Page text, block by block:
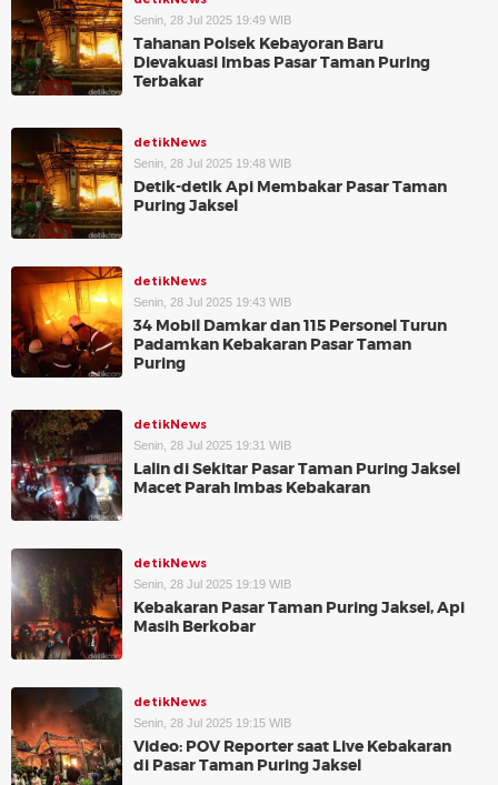
Senin, 28 Jul 2025 19:49 WIB
Tahanan Polsek Kebayoran Baru
Dievakuasi Imbas Pasar Taman Puring
Terbakar
detikNews
Senin, 28 Jul 2025 19:48 WIB
Detik-detik Api Membakar Pasar Taman
Puring Jaksel
detikNews
Senin, 28 Jul 2025 19:43 WIB
34 Mobil Damkar dan 115 Personel Turun
Padamkan Kebakaran Pasar Taman
Puring
detikNews
Senin, 28 Jul 2025 19:31 WIB
Lalin di Sekitar Pasar Taman Puring Jaksel
Macet Parah Imbas Kebakaran
detikNews
Senin, 28 Jul 2025 19:19 WIB
Kebakaran Pasar Taman Puring Jaksel, Api
Masih Berkobar
detikNews
Senin, 28 Jul 2025 19:15 WIB
Video: POV Reporter saat Live Kebakaran
di Pasar Taman Puring Jaksel